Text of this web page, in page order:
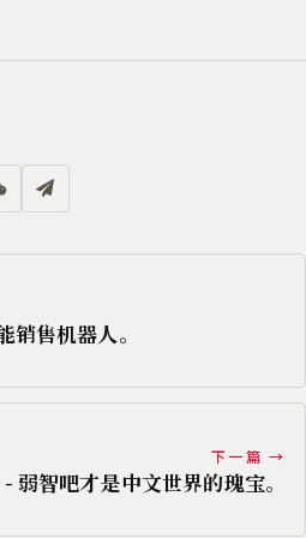
销售机器人。
下一篇 →
弱智吧才是中文世界的瑰宝。